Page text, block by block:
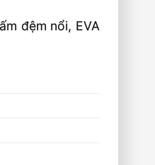
đệm nổi, EVA